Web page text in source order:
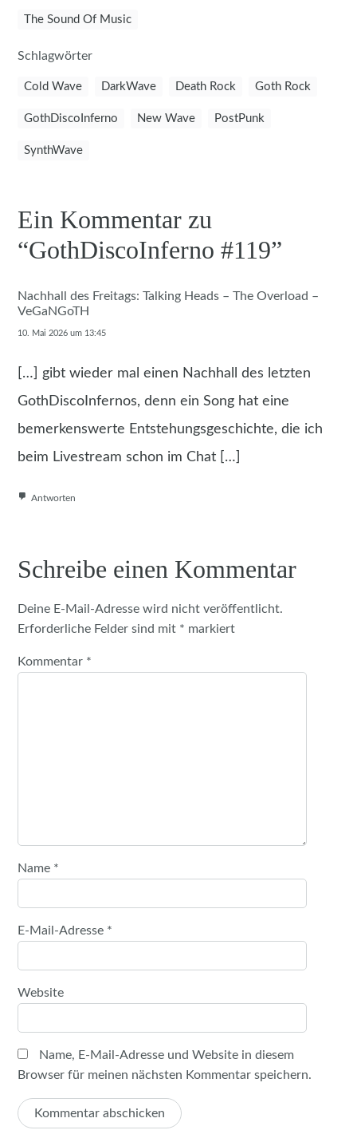
The Sound Of Music
Schlagwörter
Cold Wave DarkWave Death Rock Goth Rock
GothDiscoInferno New Wave PostPunk
SynthWave
Ein Kommentar zu
“GothDiscoInferno #119”
Nachhall des Freitags: Talking Heads – The Overload –
VeGaNGoTH
10. Mai 2026 um 13:45
[…] gibt wieder mal einen Nachhall des letzten
GothDiscoInfernos, denn ein Song hat eine
bemerkenswerte Entstehungsgeschichte, die ich
beim Livestream schon im Chat […]
Antworten
Schreibe einen Kommentar
Deine E-Mail-Adresse wird nicht veröffentlicht.
Erforderliche Felder sind mit * markiert
Kommentar *
Name *
E-Mail-Adresse *
Website
Name, E-Mail-Adresse und Website in diesem
Browser für meinen nächsten Kommentar speichern.